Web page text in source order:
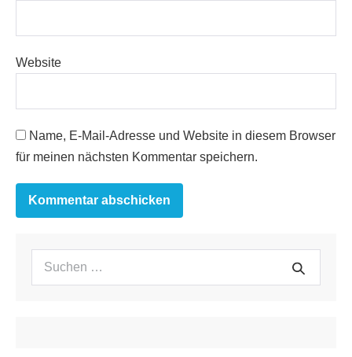
Website
Name, E-Mail-Adresse und Website in diesem Browser
für meinen nächsten Kommentar speichern.
Suchen
Suche